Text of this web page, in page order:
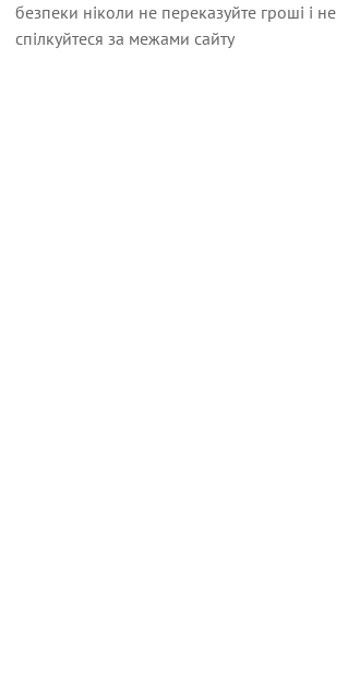
безпеки ніколи не переказуйте гроші і не
спілкуйтеся за межами сайту